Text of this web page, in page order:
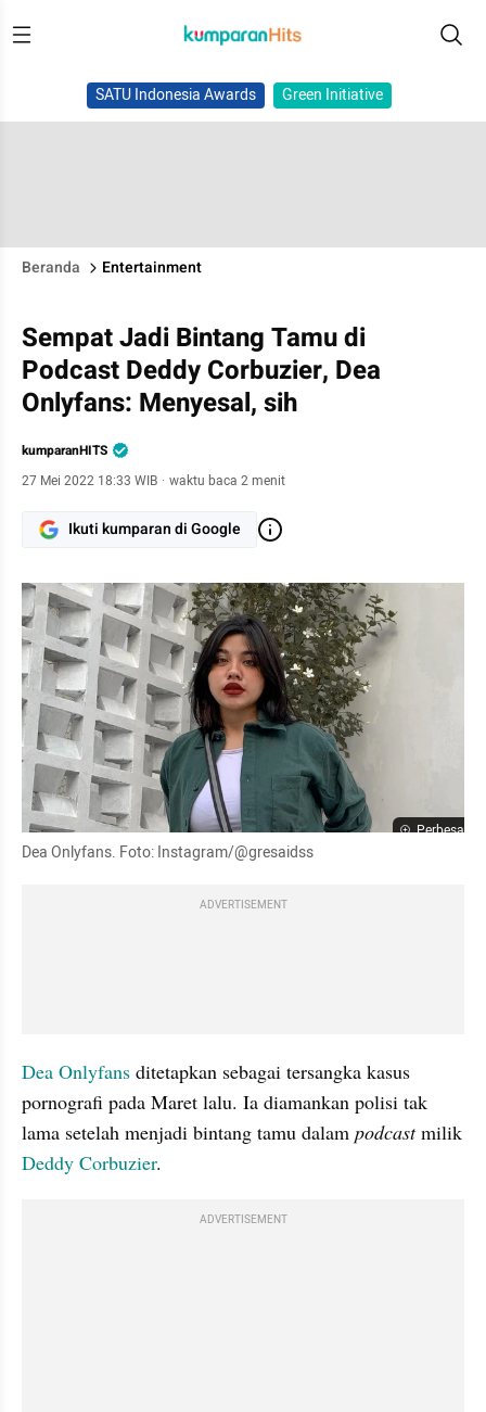
SATU Indonesia Awards Green Initiative
Beranda Entertainment
Sempat Jadi Bintang Tamu di
Podcast Deddy Corbuzier, Dea
Onlyfans: Menyesal, sih
kumparanHITS
27 Mei 2022 18:33 WIB · waktu baca 2 menit
Ikuti kumparan di Google
Perbesar
Dea Onlyfans. Foto: Instagram/@gresaidss
ADVERTISEMENT
Dea Onlyfans ditetapkan sebagai tersangka kasus
pornografi pada Maret lalu. Ia diamankan polisi tak
lama setelah menjadi bintang tamu dalam podcast
Deddy Corbuzier.
ADVERTISEMENT